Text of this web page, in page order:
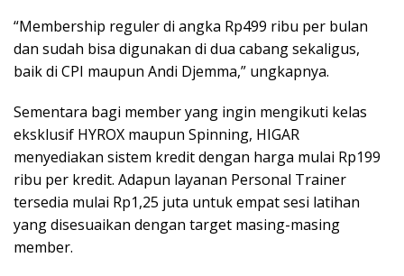
“Membership reguler di angka Rp499 ribu per bulan
dan sudah bisa digunakan di dua cabang sekaligus,
baik di CPI maupun Andi Djemma,” ungkapnya.
Sementara bagi member yang ingin mengikuti kelas
eksklusif HYROX maupun Spinning, HIGAR
menyediakan sistem kredit dengan harga mulai Rp199
ribu per kredit. Adapun layanan Personal Trainer
tersedia mulai Rp1,25 juta untuk empat sesi latihan
yang disesuaikan dengan target masing-masing
member.